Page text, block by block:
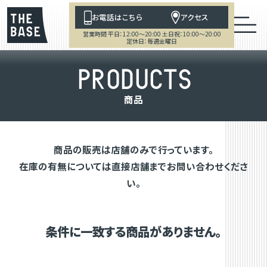
お電話はこちら アクセス
営業時間 平日：12:00～20:00 土日祝：10:00～20:00
定休日：毎週金曜日
PRODUCTS
商品
商品の販売は店舗のみで行っています。
在庫の有無については直接店舗までお問い合わせくださ
い。
条件に一致する商品がありません。